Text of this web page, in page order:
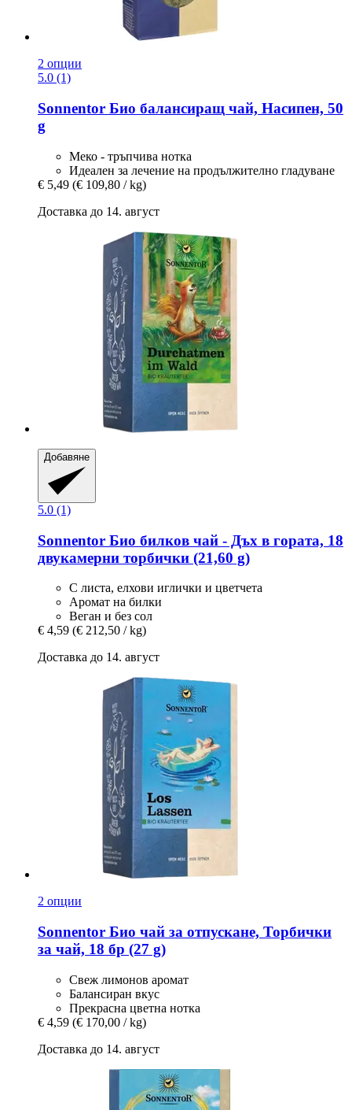
2 опции
5.0 (1)
Sonnentor Био балансиращ чай, Насипен, 50
g
Меко - тръпчива нотка
Идеален за лечение на продължително гладуване
€ 5,49 (€ 109,80 / kg)
Доставка до 14. август
Добавяне
5.0 (1)
Sonnentor Био билков чай -​ Дъх в гората, 18
двукамерни торбички (21,60 g)
С листа, елхови иглички и цветчета
Аромат на билки
Веган и без сол
€ 4,59 (€ 212,50 / kg)
Доставка до 14. август
2 опции
Sonnentor Био чай за отпускане, Торбички
за чай, 18 бр (27 g)
Свеж лимонов аромат
Балансиран вкус
Прекрасна цветна нотка
€ 4,59 (€ 170,00 / kg)
Доставка до 14. август